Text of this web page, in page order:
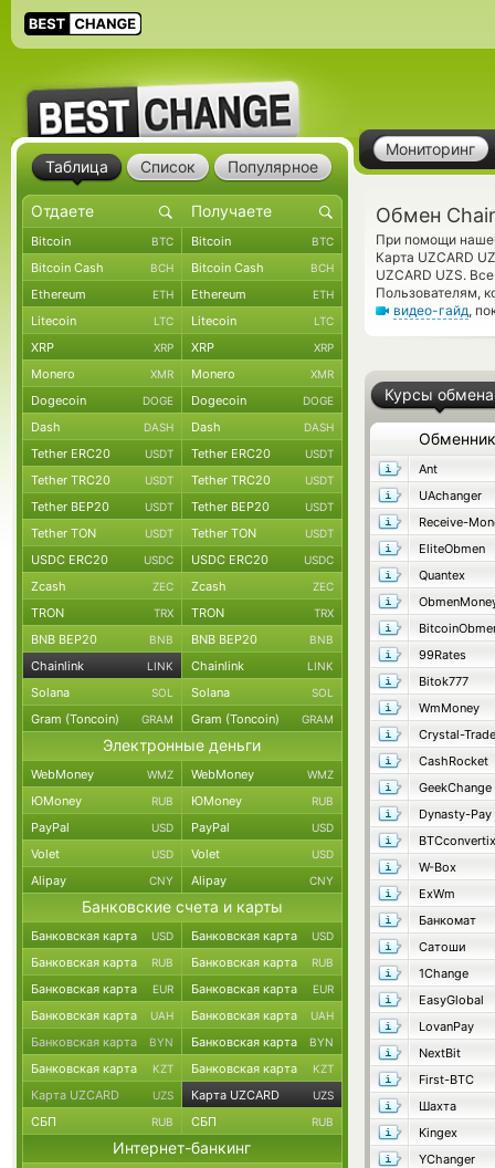
Мониторинг
Обмен
При помощи
Карта UZCARD
UZCARD UZS.
Пользователям,
видео-гайд,
Курсы обмена
Обменник
Ant
UAchanger
Receive-
EliteObmen
Quantex
99Rates
Bitok777
WmMoney
Crystal-Trade
CashRocket
GeekChange
Dynasty-Pay
BTCconvertix
W-Box
ExWm
Банкомат
Сатоши
1Change
EasyGlobal
LovanPay
NextBit
First-BTC
Шахта
Kingex
YChanger
Таблица Список Популярное
Bitcoin BTC Bitcoin BTC
Bitcoin Cash BCH Bitcoin Cash BCH
Ethereum ETH Ethereum ETH
Litecoin LTC Litecoin LTC
XRP XRP XRP XRP
Monero XMR Monero XMR
Dogecoin DOGE Dogecoin DOGE
Dash DASH Dash DASH
Tether ERC20 USDT Tether ERC20 USDT
Tether TRC20 USDT Tether TRC20 USDT
Tether BEP20 USDT Tether BEP20 USDT
Tether TON USDT Tether TON USDT
USDC ERC20 USDC USDC ERC20 USDC
Zcash ZEC Zcash ZEC
TRON TRX TRON TRX
BNB BEP20 BNB BNB BEP20 BNB
Chainlink LINK Chainlink LINK
Solana SOL Solana SOL
Gram (Toncoin) GRAM Gram (Toncoin) GRAM
Электронные деньги
WebMoney WMZ WebMoney WMZ
ЮMoney RUB ЮMoney RUB
PayPal USD PayPal USD
Volet USD Volet USD
Alipay CNY Alipay CNY
Банковские счета и карты
Банковская карта USD Банковская карта USD
Банковская карта RUB Банковская карта RUB
Банковская карта EUR Банковская карта EUR
Банковская карта UAH Банковская карта UAH
Банковская карта BYN Банковская карта BYN
Банковская карта KZT Банковская карта KZT
Карта UZCARD UZS Карта UZCARD UZS
СБП RUB СБП RUB
Интернет-банкинг